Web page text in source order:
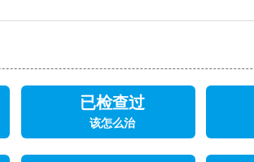
已检查过
该怎么治